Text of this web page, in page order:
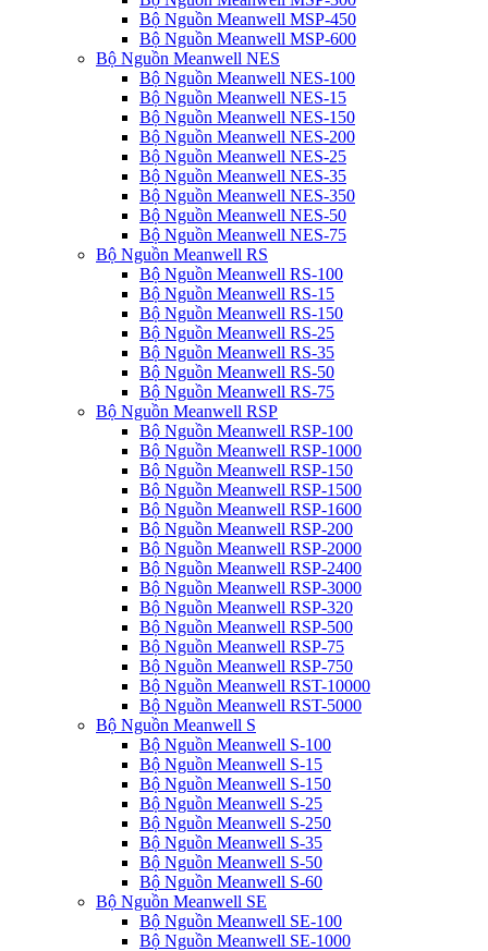
Bộ Nguồn Meanwell MSP-450
Bộ Nguồn Meanwell MSP-600
Bộ Nguồn Meanwell NES
Bộ Nguồn Meanwell NES-100
Bộ Nguồn Meanwell NES-15
Bộ Nguồn Meanwell NES-150
Bộ Nguồn Meanwell NES-200
Bộ Nguồn Meanwell NES-25
Bộ Nguồn Meanwell NES-35
Bộ Nguồn Meanwell NES-350
Bộ Nguồn Meanwell NES-50
Bộ Nguồn Meanwell NES-75
Bộ Nguồn Meanwell RS
Bộ Nguồn Meanwell RS-100
Bộ Nguồn Meanwell RS-15
Bộ Nguồn Meanwell RS-150
Bộ Nguồn Meanwell RS-25
Bộ Nguồn Meanwell RS-35
Bộ Nguồn Meanwell RS-50
Bộ Nguồn Meanwell RS-75
Bộ Nguồn Meanwell RSP
Bộ Nguồn Meanwell RSP-100
Bộ Nguồn Meanwell RSP-1000
Bộ Nguồn Meanwell RSP-150
Bộ Nguồn Meanwell RSP-1500
Bộ Nguồn Meanwell RSP-1600
Bộ Nguồn Meanwell RSP-200
Bộ Nguồn Meanwell RSP-2000
Bộ Nguồn Meanwell RSP-2400
Bộ Nguồn Meanwell RSP-3000
Bộ Nguồn Meanwell RSP-320
Bộ Nguồn Meanwell RSP-500
Bộ Nguồn Meanwell RSP-75
Bộ Nguồn Meanwell RSP-750
Bộ Nguồn Meanwell RST-10000
Bộ Nguồn Meanwell RST-5000
Bộ Nguồn Meanwell S
Bộ Nguồn Meanwell S-100
Bộ Nguồn Meanwell S-15
Bộ Nguồn Meanwell S-150
Bộ Nguồn Meanwell S-25
Bộ Nguồn Meanwell S-250
Bộ Nguồn Meanwell S-35
Bộ Nguồn Meanwell S-50
Bộ Nguồn Meanwell S-60
Bộ Nguồn Meanwell SE
Bộ Nguồn Meanwell SE-100
Bộ Nguồn Meanwell SE-1000